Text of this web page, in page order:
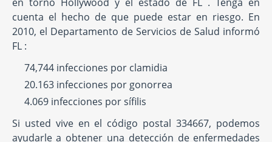
cuenta el hecho de que puede estar en riesgo. En
2010, el Departamento de Servicios de Salud informó
FL :
74,744 infecciones por clamidia
20.163 infecciones por gonorrea
4.069 infecciones por sífilis
Si usted vive en el código postal 334667, podemos
ayudarle a obtener una detección de enfermedades